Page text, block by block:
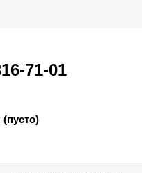
71-01
(пусто)